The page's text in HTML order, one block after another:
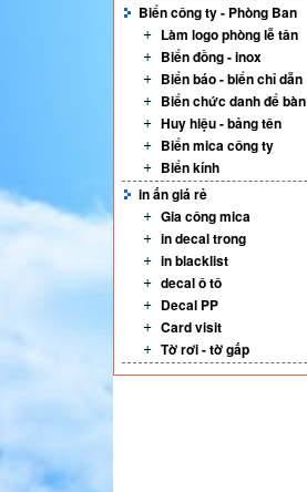
Biển công ty - Phòng Ban
Làm logo phòng lễ tân
Biển đồng - inox
Biển báo - biển chỉ dẫn
Biển chức danh để bàn
Huy hiệu - bảng tên
Biển mica công ty
Biển kính
in ấn giá rẻ
Gia công mica
in decal trong
in blacklist
decal ô tô
Decal PP
Card visit
Tờ rơi - tờ gấp